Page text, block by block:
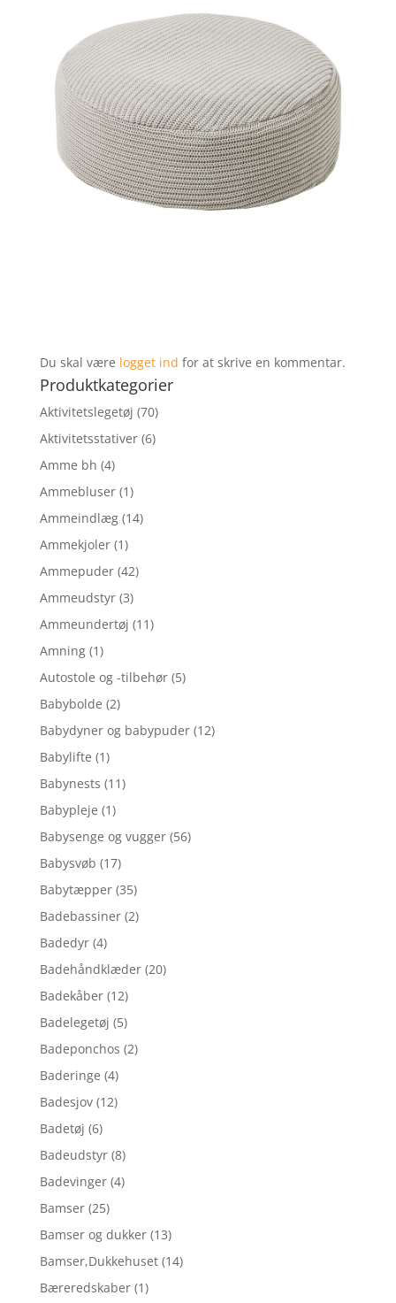
Du skal være logget ind for at skrive en kommentar.
Produktkategorier
Aktivitetslegetøj (70)
Aktivitetsstativer (6)
Amme bh (4)
Ammebluser (1)
Ammeindlæg (14)
Ammekjoler (1)
Ammepuder (42)
Ammeudstyr (3)
Ammeundertøj (11)
Amning (1)
Autostole og -tilbehør (5)
Babybolde (2)
Babydyner og babypuder (12)
Babylifte (1)
Babynests (11)
Babypleje (1)
Babysenge og vugger (56)
Babysvøb (17)
Babytæpper (35)
Badebassiner (2)
Badedyr (4)
Badehåndklæder (20)
Badekåber (12)
Badelegetøj (5)
Badeponchos (2)
Baderinge (4)
Badesjov (12)
Badetøj (6)
Badeudstyr (8)
Badevinger (4)
Bamser (25)
Bamser og dukker (13)
Bamser,Dukkehuset (14)
Bæreredskaber (1)